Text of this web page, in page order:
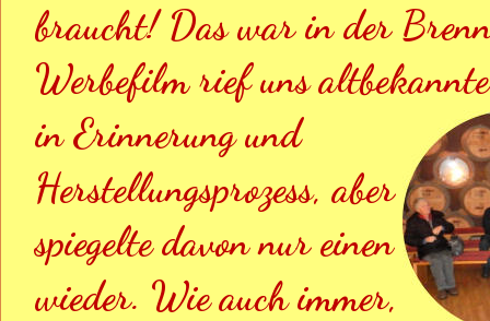
braucht! Das war in der
Werbefilm rief uns
in Erinnerung und
Herstellungsprozess, aber
spiegelte davon nur einen
wieder. Wie auch immer,